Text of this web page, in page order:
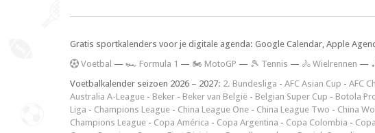
Gratis sportkalenders voor je digitale agenda: Google Calendar, Apple
Voetbal — 🏎️ Formula 1 — 🏍 MotoGP — 🎾 Tennis — 🚴 Wielrennen —
Voetbalkalender seizoen 2026 – 2027: 2. Bundesliga - AFC Asian Cup - AFC
Australia A-League - Beker - Beker van België - Belgian Super Cup - Botola
Liga - Champions League - China League One - China League Two - China
Champions League - Copa América - Copa Argentina - Copa Colombia -